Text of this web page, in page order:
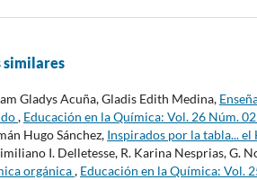
Gladys Acuña, Gladis Edith Medina,
, Educación en la Química: Vol. 26 Núm.
Hugo Sánchez, Inspirados por la tabla...
I. Delletesse, R. Karina Nesprias, G.
orgánica, Educación en la Química: Vol.